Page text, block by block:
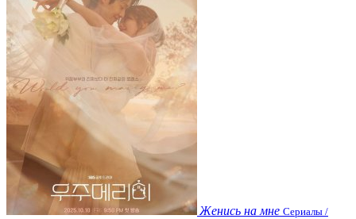
Женись на мне Сериалы /